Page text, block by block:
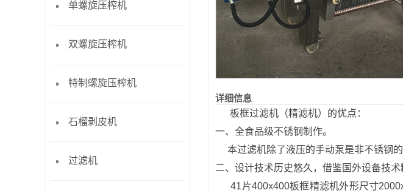
详细信息
板框过滤机（精滤机）的优点：
一、全食品级不锈钢制作。
本过滤机除了液压的手动泵是非不锈钢的
二、设计技术历史悠久，借鉴国外设备技
41片400x400板框精滤机外形尺寸
单螺旋压榨机
双螺旋压榨机
特制螺旋压榨机
石榴剥皮机
过滤机